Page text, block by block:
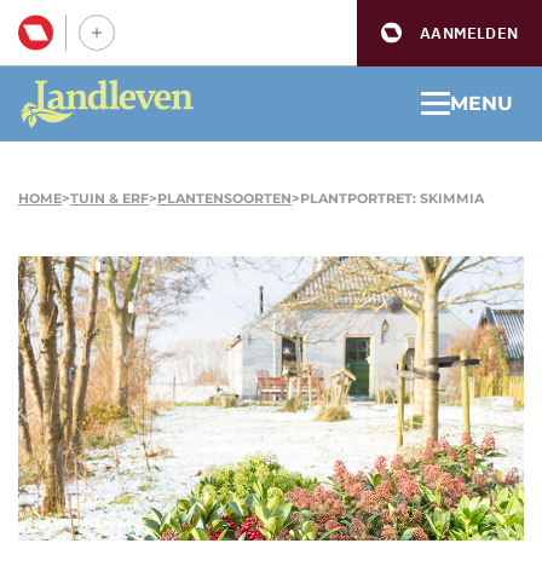
AANMELDEN
MENU
HOME>TUIN & ERF>PLANTENSOORTEN>PLANTPORTRET: SKIMMIA